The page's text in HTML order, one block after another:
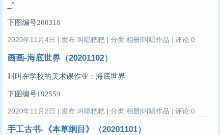
_^
下图编号200318
2020年11月4日 | 发布:叫唱粑粑 | 分类:相册|叫唱作品 | 评论:0
画画-海底世界（20201102）
叫叫在学校的美术课作业：海底世界
下图编号192559
2020年11月2日 | 发布:叫唱粑粑 | 分类:相册|叫唱作品 | 评论:0
手工古书-《本草纲目》（20201101）